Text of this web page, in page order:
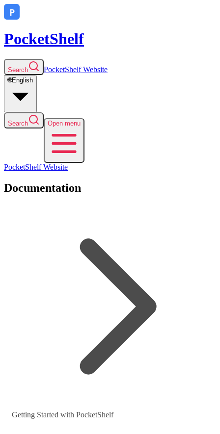
PocketShelf
Search PocketShelfWebsite
🌐English
Search Open menu
PocketShelfWebsite
Documentation
Getting Started with PocketShelf